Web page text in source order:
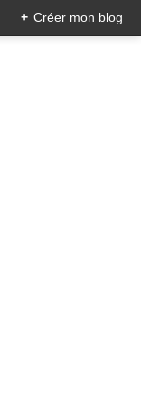
+ Créer mon blog